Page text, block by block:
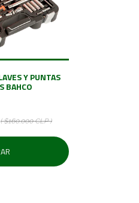
Y PUNTAS
BAHCO
( $160.000 CLP )